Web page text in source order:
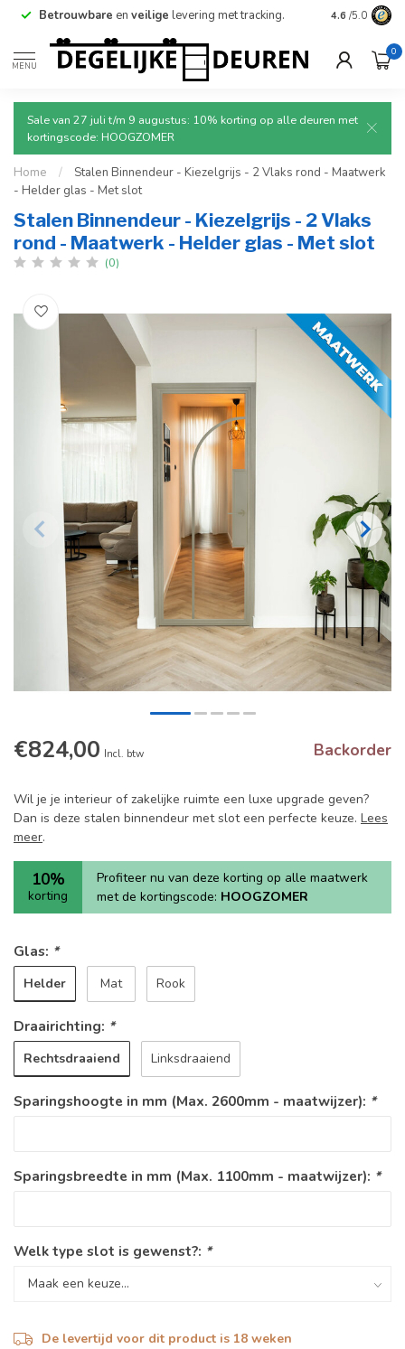
Betrouwbare en veilige levering met tracking. 4.6 /5.0
MENU
0
Sale van 27 juli t/m 9 augustus: 10% korting op alle deuren met
kortingscode: HOOGZOMER
Home /
Stalen Binnendeur - Kiezelgrijs - 2 Vlaks rond - Maatwerk
- Helder glas - Met slot
Stalen Binnendeur - Kiezelgrijs - 2 Vlaks
rond - Maatwerk - Helder glas - Met slot
(0)
€824,00 Incl. btw Backorder
Wil je je interieur of zakelijke ruimte een luxe upgrade geven?
Dan is deze stalen binnendeur met slot een perfecte keuze. Lees
meer.
10%
korting
Profiteer nu van deze korting op alle maatwerk
met de kortingscode: HOOGZOMER
Glas: *
Helder Mat Rook
Draairichting: *
Rechtsdraaiend Linksdraaiend
Sparingshoogte in mm (Max. 2600mm - maatwijzer): *
Sparingsbreedte in mm (Max. 1100mm - maatwijzer): *
Welk type slot is gewenst?: *
De levertijd voor dit product is 18 weken